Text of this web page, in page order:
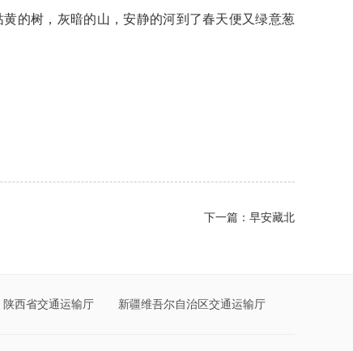
的树，灰暗的山，安静的河到了春天便又绿意葱
下一篇：早安藏北
西省交通运输厅 新疆维吾尔自治区交通运输厅